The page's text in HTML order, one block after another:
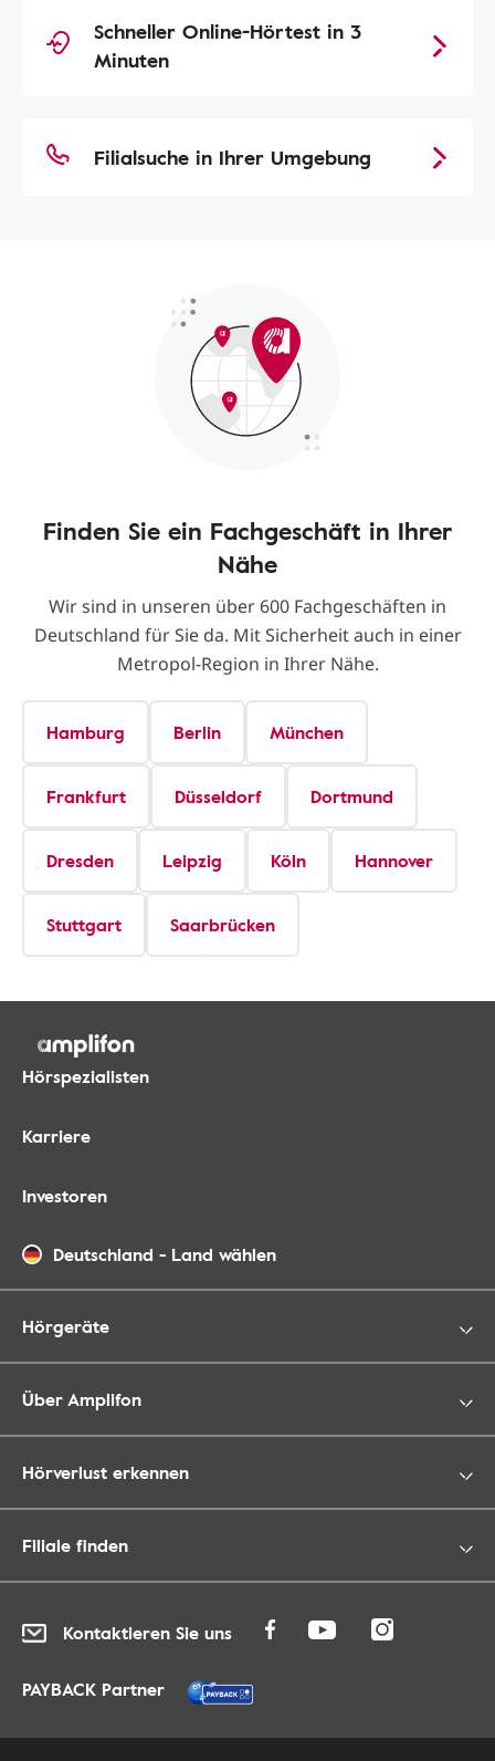
Schneller Online-Hörtest in 3
Minuten
Filialsuche in Ihrer Umgebung
Finden Sie ein Fachgeschäft in Ihrer
Nähe
Wir sind in unseren über 600 Fachgeschäften in
Deutschland für Sie da. Mit Sicherheit auch in einer
Metropol-Region in Ihrer Nähe.
Hamburg Berlin München
Frankfurt Düsseldorf Dortmund
Dresden Leipzig Köln Hannover
Stuttgart Saarbrücken
Hörspezialisten
Karriere
Investoren
Deutschland - Land wählen
Hörgeräte
Über Amplifon
Hörverlust erkennen
Filiale finden
Kontaktieren Sie uns
PAYBACK Partner